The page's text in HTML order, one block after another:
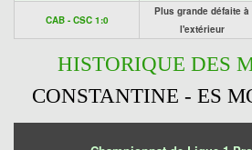
CAB - CSC 1:0
Plus grande défaite à
l'extérieur
HISTORIQUE DES
CONSTANTINE - ES